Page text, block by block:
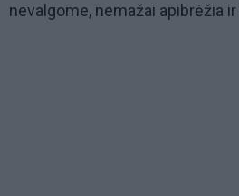
nevalgome, nemažai apibrėžia